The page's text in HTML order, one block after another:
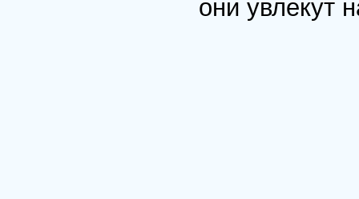
они увлекут